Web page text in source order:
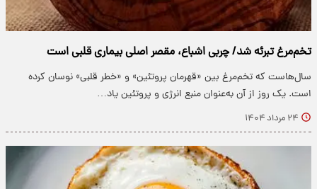
تخم‌مرغ تبرئه شد/ چربی اشباع، مقصر اصلی بیماری قلبی است
سال‌هاست که تخم‌مرغ بین «قهرمان پروتئین» و «خطر قلبی» نوسان کرده
است. یک روز از آن به‌عنوان منبع انرژی و پروتئین یاد…
۲۴ مرداد ۱۴۰۴